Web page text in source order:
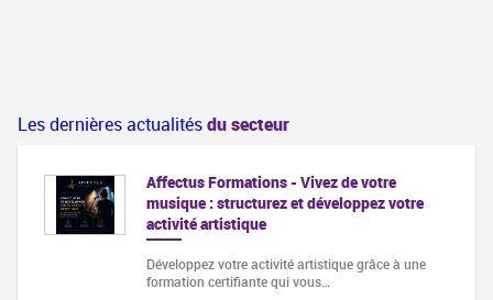
Les dernières actualitésdu secteur
Affectus Formations - Vivez de votre
musique : structurez et développez votre
activité artistique
Développez votre activité artistique grâce à une
formation certifiante qui vous…